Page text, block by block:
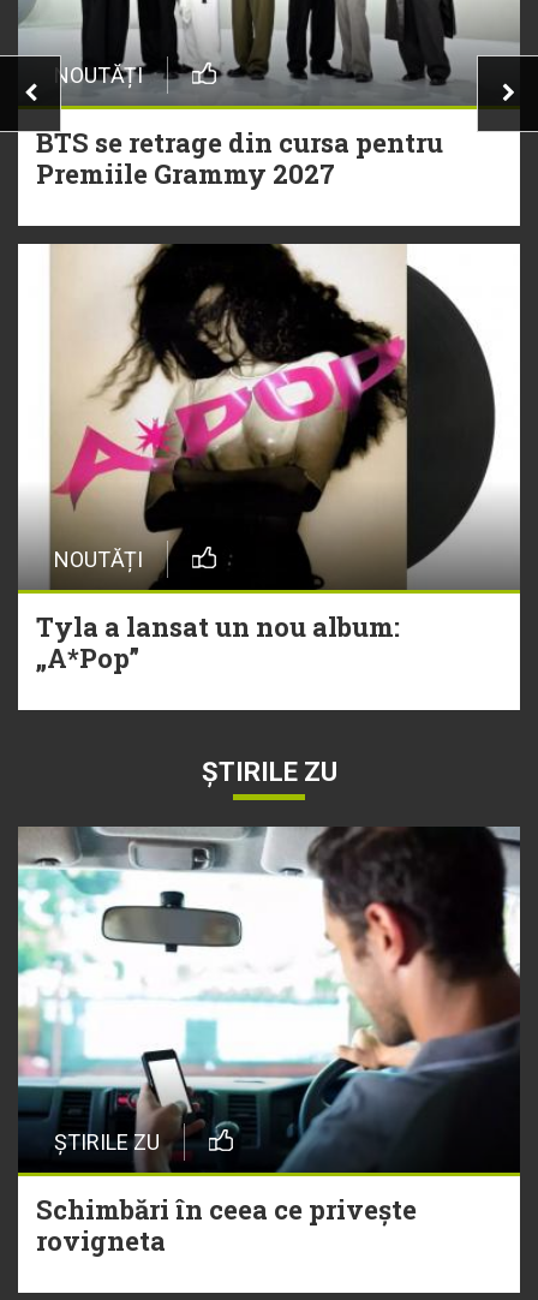
NOUTĂȚI
BTS se retrage din cursa pentru
Premiile Grammy 2027
NOUTĂȚI
Tyla a lansat un nou album:
„A*Pop”
ȘTIRILE ZU
ȘTIRILE ZU
Schimbări în ceea ce privește
rovigneta